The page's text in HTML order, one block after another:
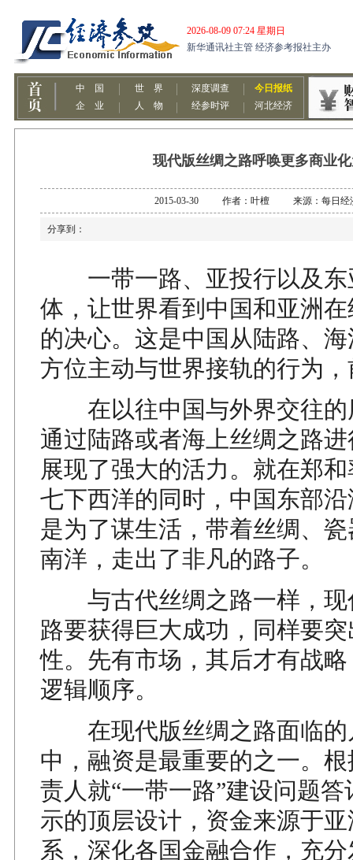
现代版丝绸之路呼唤更多商业
2015-03-30 作者：叶檀 来源：每日经
分享到：
一带一路、亚投行以及东
体，让世界看到中国和亚洲
的决心。这是中国从陆路、
方位主动与世界接轨的行为
在以往中国与外界交往的
通过陆路或者海上丝绸之路
展现了强大的活力。就在郑
七下西洋的同时，中国东部
是为了谋生活，带着丝绸、
南洋，走出了非凡的路子。
与古代丝绸之路一样，现
路要获得巨大成功，同样要
性。先有市场，其后才有战
逻辑顺序。
在现代版丝绸之路面临的
中，融资是最重要的之一。
责人就“一带一路”建设问题
示的顶层设计，资金来源于
系，深化各国金融合作，充